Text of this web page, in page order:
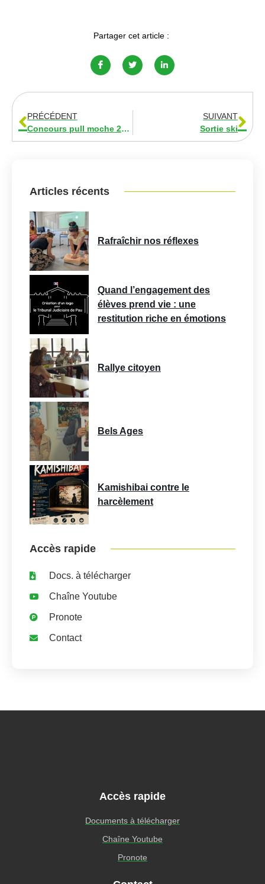
Partager cet article :
PRÉCÉDENT
Concours pull moche 2023
SUIVANT
Sortie ski
Articles récents
Rafraîchir nos réflexes
Quand l’engagement des
élèves prend vie : une
restitution riche en émotions
Rallye citoyen
Bels Ages
Kamishibai contre le
harcèlement
Accès rapide
Docs. à télécharger
Chaîne Youtube
Pronote
Contact
Accès rapide
Documents à télécharger
Chaîne Youtube
Pronote